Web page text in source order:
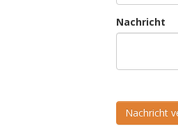
Nachricht
Nachricht